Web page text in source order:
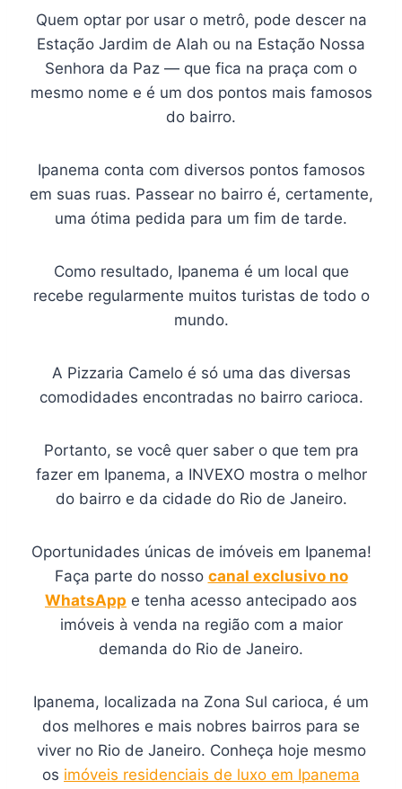
Quem optar por usar o metrô, pode descer na
Estação Jardim de Alah ou na Estação Nossa
Senhora da Paz — que fica na praça com o
mesmo nome e é um dos pontos mais famosos
do bairro.
Ipanema conta com diversos pontos famosos
em suas ruas. Passear no bairro é, certamente,
uma ótima pedida para um fim de tarde.
Como resultado, Ipanema é um local que
recebe regularmente muitos turistas de todo o
mundo.
A Pizzaria Camelo é só uma das diversas
comodidades encontradas no bairro carioca.
Portanto, se você quer saber o que tem pra
fazer em Ipanema, a INVEXO mostra o melhor
do bairro e da cidade do Rio de Janeiro.
Oportunidades únicas de imóveis em Ipanema!
Faça parte do nosso canal exclusivo no
WhatsApp e tenha acesso antecipado aos
imóveis à venda na região com a maior
demanda do Rio de Janeiro.
Ipanema, localizada na Zona Sul carioca, é um
dos melhores e mais nobres bairros para se
viver no Rio de Janeiro. Conheça hoje mesmo
os imóveis residenciais de luxo em Ipanema